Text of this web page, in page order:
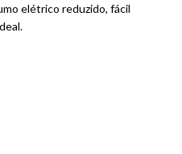
elétrico reduzido, fácil